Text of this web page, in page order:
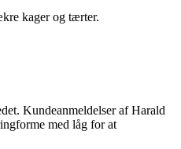
kager og tærter.
Kundeanmeldelser af Harald
med låg for at